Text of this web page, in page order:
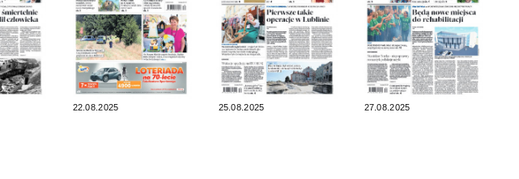
22.08.2025 25.08.2025 27.08.2025